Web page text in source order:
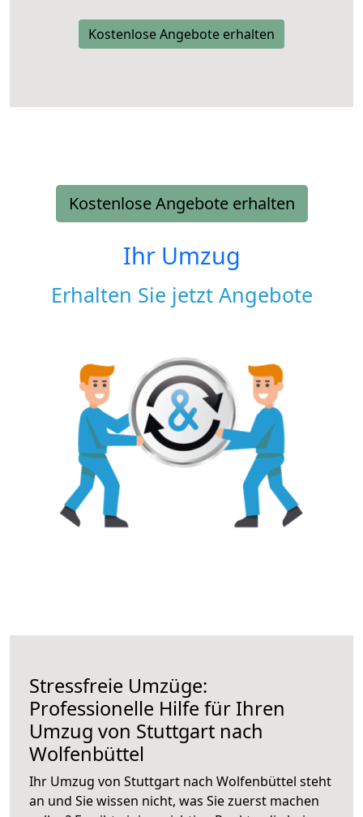
Kostenlose Angebote erhalten
Kostenlose Angebote erhalten
Ihr Umzug
Erhalten Sie jetzt Angebote
Stressfreie Umzüge:
Professionelle Hilfe für Ihren
Umzug von Stuttgart nach
Wolfenbüttel
Ihr Umzug von Stuttgart nach Wolfenbüttel steht
an und Sie wissen nicht, was Sie zuerst machen